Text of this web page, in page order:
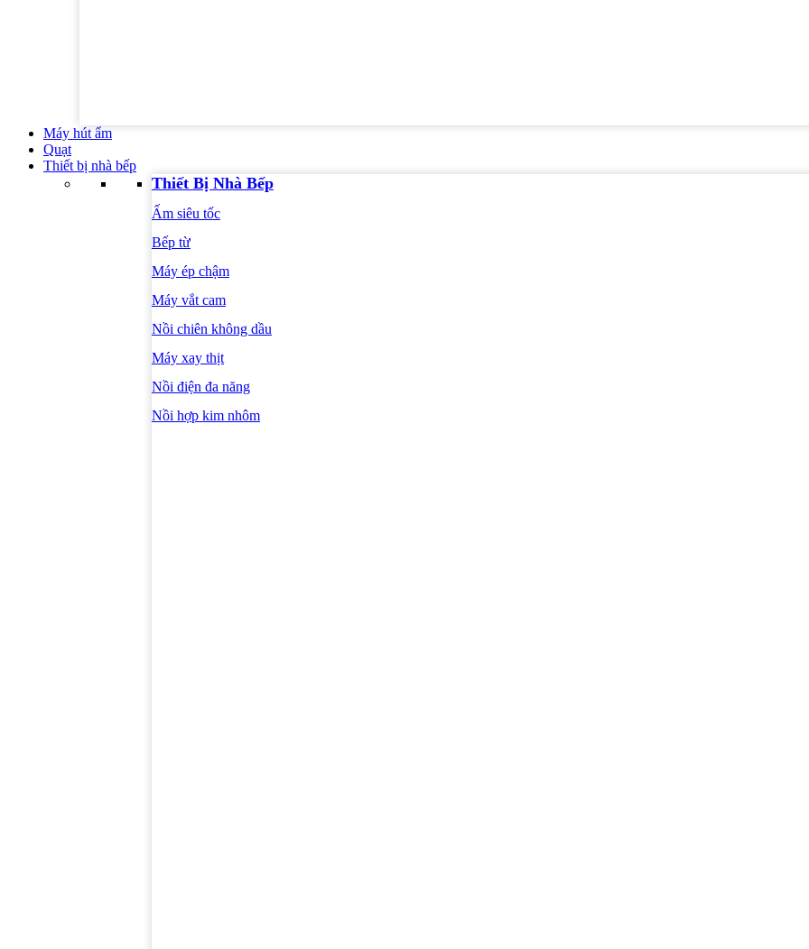
Máy hút ẩm
Quạt
Thiết bị nhà bếp
Thiết Bị Nhà Bếp
Ấm siêu tốc
Bếp từ
Máy ép chậm
Máy vắt cam
Nồi chiên không dầu
Máy xay thịt
Nồi điện đa năng
Nồi hợp kim nhôm